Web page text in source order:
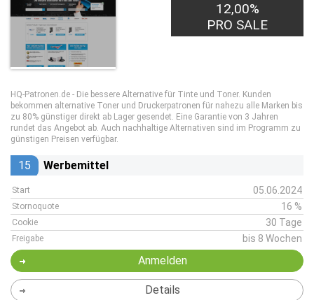
12,00%
PRO SALE
HQ-Patronen.de - Die bessere Alternative für Tinte und Toner. Kunden
bekommen alternative Toner und Druckerpatronen für nahezu alle Marken bis
zu 80% günstiger direkt ab Lager gesendet. Eine Garantie von 3 Jahren
rundet das Angebot ab. Auch nachhaltige Alternativen sind im Programm zu
günstigen Preisen verfügbar.
15 Werbemittel
Start 05.06.2024
Stornoquote 16 %
Cookie 30 Tage
Freigabe bis 8 Wochen
Anmelden
Details